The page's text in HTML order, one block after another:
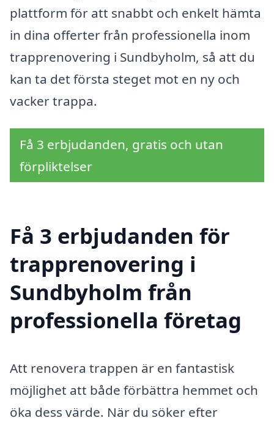
plattform för att snabbt och enkelt hämta
in dina offerter från professionella inom
trapprenovering i Sundbyholm, så att du
kan ta det första steget mot en ny och
vacker trappa.
Få 3 erbjudanden, gratis och utan
förpliktelser
Få 3 erbjudanden för
trapprenovering i
Sundbyholm från
professionella företag
Att renovera trappen är en fantastisk
möjlighet att både förbättra hemmet och
öka dess värde. När du söker efter